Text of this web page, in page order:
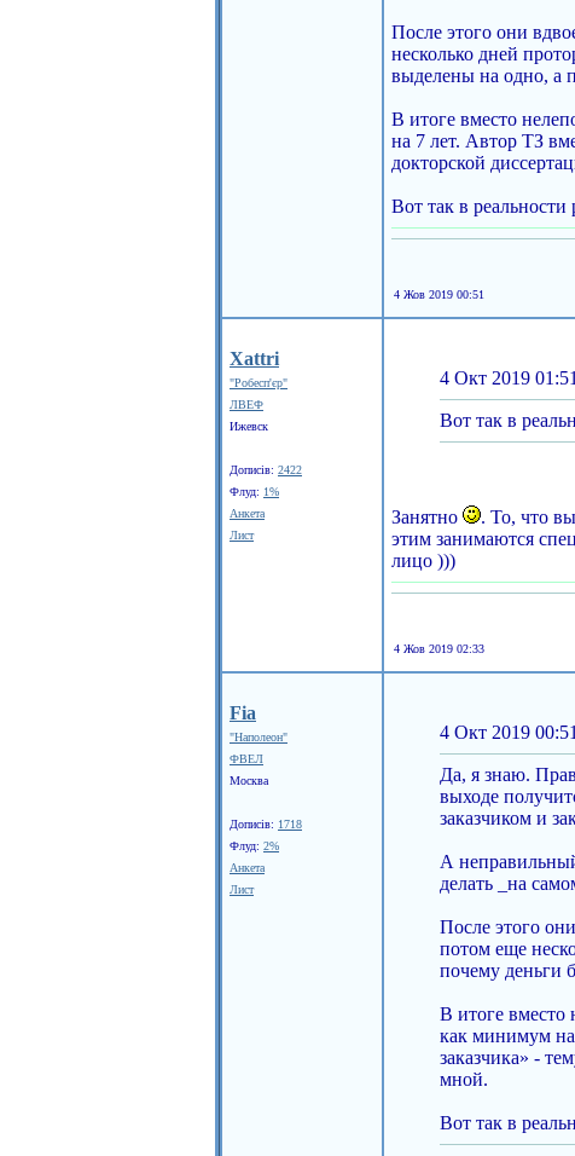
После этого они
несколько дней
выделены на одно, а
В итоге вместо
на 7 лет. Автор ТЗ
докторской
Вот так в
4 Жов 2019 00:51
Xattri
"Робесп'єр"
ЛВЕФ
Ижевск
Дописів: 2422
Флуд: 1%
Анкета
Лист
4 Окт 2019 01:51
Вот так в
Занятно
. То, что
этим занимаются
лицо )))
4 Жов 2019 02:33
Fia
"Наполеон"
ФВЕЛ
Москва
Дописів: 1718
Флуд: 2%
Анкета
Лист
4 Окт 2019 00:51
Да, я знаю.
выходе
заказчиком и
А
делать _на
После этого
потом еще
почему деньги
В итоге вместо
как минимум на
заказчика» -
мной.
Вот так в